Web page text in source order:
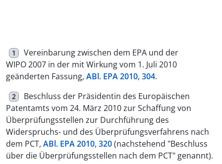
1
Vereinbarung zwischen dem EPA und der
WIPO 2007 in der mit Wirkung vom 1. Juli 2010
geänderten Fassung, ABl. EPA 2010, 304.
2
Beschluss der Präsidentin des Europäischen
Patentamts vom 24. März 2010 zur Schaffung von
Überprüfungsstellen zur Durchführung des
Widerspruchs- und des Überprüfungsverfahrens nach
dem PCT, ABl. EPA 2010, 320(nachstehend "Beschluss
über die Überprüfungsstellen nach dem PCT" genannt).